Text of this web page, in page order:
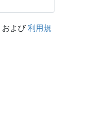
および利用規